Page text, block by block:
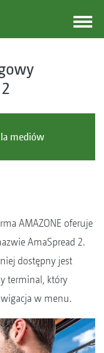
mediów
AMAZONE oferuje
AmaSpread 2.
dostępny jest
terminal, który
w menu.